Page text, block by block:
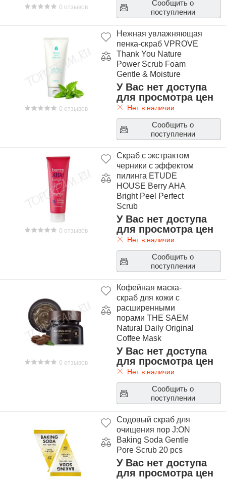
0 отзывов
Сообщить о
поступлении
0 отзывов
Нежная увлажняющая
пенка-скраб VPROVE
Thank You Nature
Power Scrub Foam
Gentle & Moisture
У Вас нет доступа
для просмотра цен
Нет в наличии
Сообщить о
поступлении
0 отзывов
Скраб с экстрактом
черники с эффектом
пилинга ETUDE
HOUSE Berry AHA
Bright Peel Perfect
Scrub
У Вас нет доступа
для просмотра цен
Нет в наличии
Сообщить о
поступлении
0 отзывов
Кофейная маска-
скраб для кожи с
расширенными
порами THE SAEM
Natural Daily Original
Coffee Mask
У Вас нет доступа
для просмотра цен
Нет в наличии
Сообщить о
поступлении
Содовый скраб для
очищения пор J:ON
Baking Soda Gentle
Pore Scrub 20 pcs
У Вас нет доступа
для просмотра цен